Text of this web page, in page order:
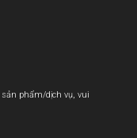
phẩm/dịch vụ, vui